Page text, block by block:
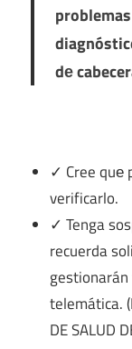
dе
✓ Cree quе
verificarlo.
✓ Tenga
recuerda
telemática.
DE SALUD